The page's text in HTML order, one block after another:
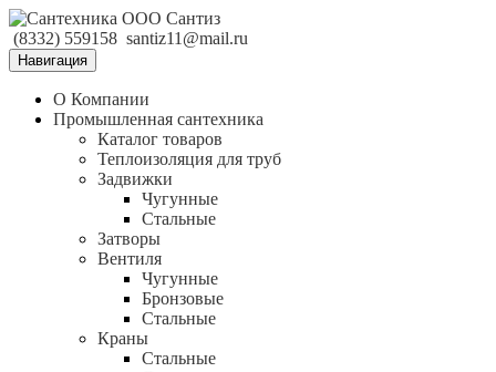
(8332) 559158 santiz11@mail.ru
Навигация
О Компании
Промышленная сантехника
Каталог товаров
Теплоизоляция для труб
Задвижки
Чугунные
Стальные
Затворы
Вентиля
Чугунные
Бронзовые
Стальные
Краны
Стальные